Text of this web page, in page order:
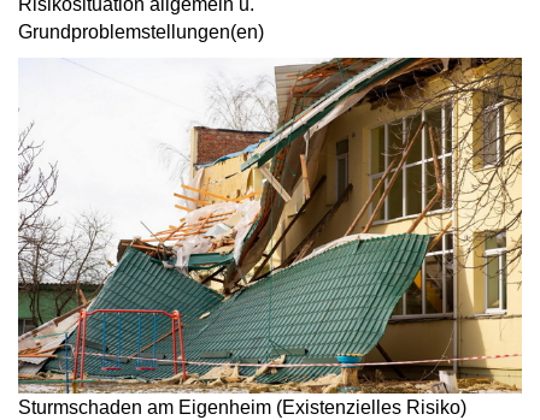
Risikosituation allgemein u.
Grundproblemstellungen(en)
Sturmschaden am Eigenheim (Existenzielles Risiko)